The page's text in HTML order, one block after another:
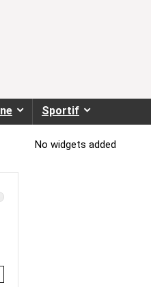
Sportif
No widgets added